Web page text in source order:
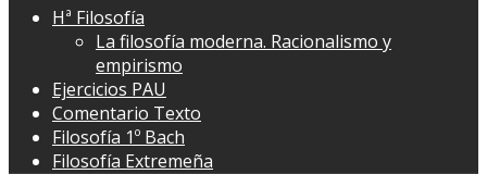
Hª Filosofía
La filosofía moderna. Racionalismo y
empirismo
Ejercicios PAU
Comentario Texto
Filosofía 1º Bach
Filosofía Extremeña